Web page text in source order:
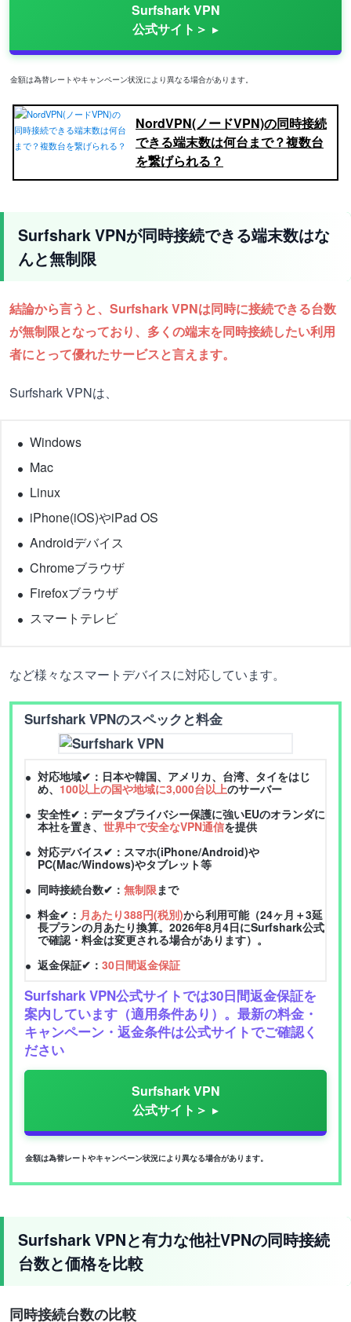
Surfshark VPN
公式サイト＞
金額は為替レートやキャンペーン状況により異なる場合があります。
NordVPN(ノードVPN)の同時接続
できる端末数は何台まで？複数台
を繋げられる？
Surfshark VPNが同時接続できる端末数はな
んと無制限
結論から言うと、Surfshark VPNは同時に接続できる台数
が無制限となっており、多くの端末を同時接続したい利用
者にとって優れたサービスと言えます。
Surfshark VPNは、
Windows
Mac
Linux
iPhone(iOS)やiPad OS
Androidデバイス
Chromeブラウザ
Firefoxブラウザ
スマートテレビ
など様々なスマートデバイスに対応しています。
Surfshark VPNのスペックと料金
対応地域✔：日本や韓国、アメリカ、台湾、タイをはじ
め、 100以上の国や地域に3,000台以上のサーバー
安全性✔：データプライバシー保護に強いEUのオランダに
本社を置き、 世界中で安全なVPN通信を提供
対応デバイス✔：スマホ(iPhone/Android)や
PC(Mac/Windows)やタブレット等
同時接続台数✔： 無制限まで
料金✔： 月あたり388円(税別)から利用可能（24ヶ月＋3延
長プランの月あたり換算。2026年8月4日にSurfshark公式
で確認・料金は変更される場合があります）。
返金保証✔： 30日間返金保証
Surfshark VPN公式サイトでは30日間返金保証を
案内しています（適用条件あり）。最新の料金・
キャンペーン・返金条件は公式サイトでご確認く
ださい
Surfshark VPN
公式サイト＞
金額は為替レートやキャンペーン状況により異なる場合があります。
Surfshark VPNと有力な他社VPNの同時接続
台数と価格を比較
同時接続台数の比較